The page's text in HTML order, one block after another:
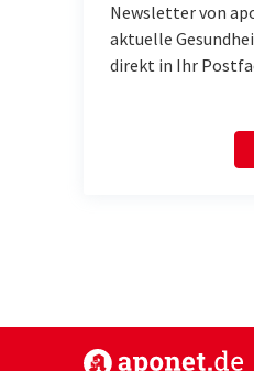
Newsletter von
aktuelle
direkt in Ihr